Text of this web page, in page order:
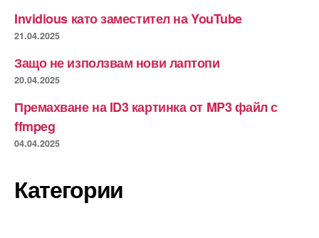
Invidious като заместител на YouTube
21.04.2025
Защо не използвам нови лаптопи
20.04.2025
Премахване на ID3 картинка от MP3 файл с
ffmpeg
04.04.2025
Категории